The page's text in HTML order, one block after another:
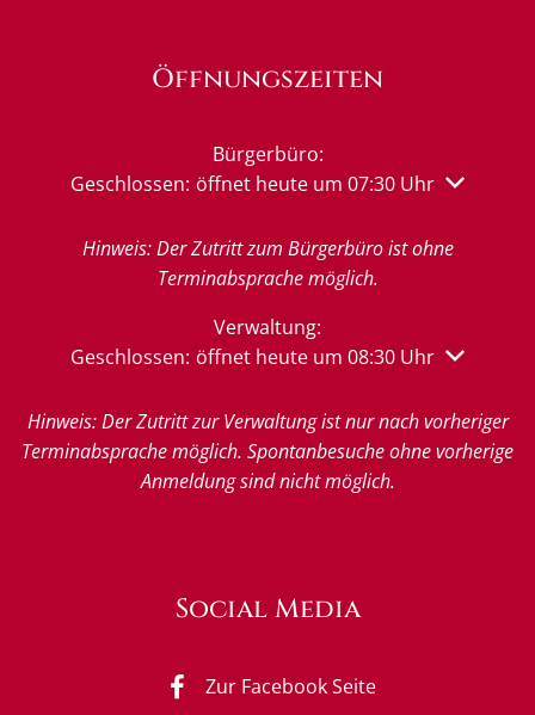
Öffnungszeiten
Bürgerbüro:
Klicken, um weitere Öffnungs- oder Schließzeiten
Geschlossen: öffnet heute um 07:30 Uhr
Hinweis: Der Zutritt zum Bürgerbüro ist ohne
Terminabsprache möglich.
Verwaltung:
Klicken, um weitere Öffnungs- oder Schließzeiten
Geschlossen: öffnet heute um 08:30 Uhr
Hinweis: Der Zutritt zur Verwaltung ist nur nach vorheriger
Terminabsprache möglich. Spontanbesuche ohne vorherige
Anmeldung sind nicht möglich.
Social Media
Zur Facebook Seite